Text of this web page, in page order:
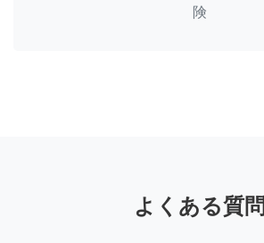
険
よくある質問